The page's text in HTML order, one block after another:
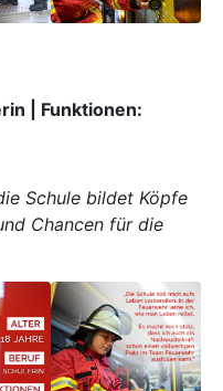
| Funktionen:
Schule bildet Köpfe
Chancen für die